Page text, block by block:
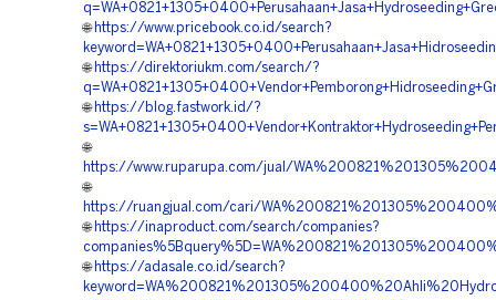
🌐 https://www.pricebook.co.id/search?
🌐 https://direktoriukm.com/search/?
🌐 https://blog.fastwork.id/?
🌐
https://www.ruparupa.com/jual/
🌐
https://ruangjual.com/cari/
🌐 https://inaproduct.com/search/companies?
🌐 https://adasale.co.id/search?